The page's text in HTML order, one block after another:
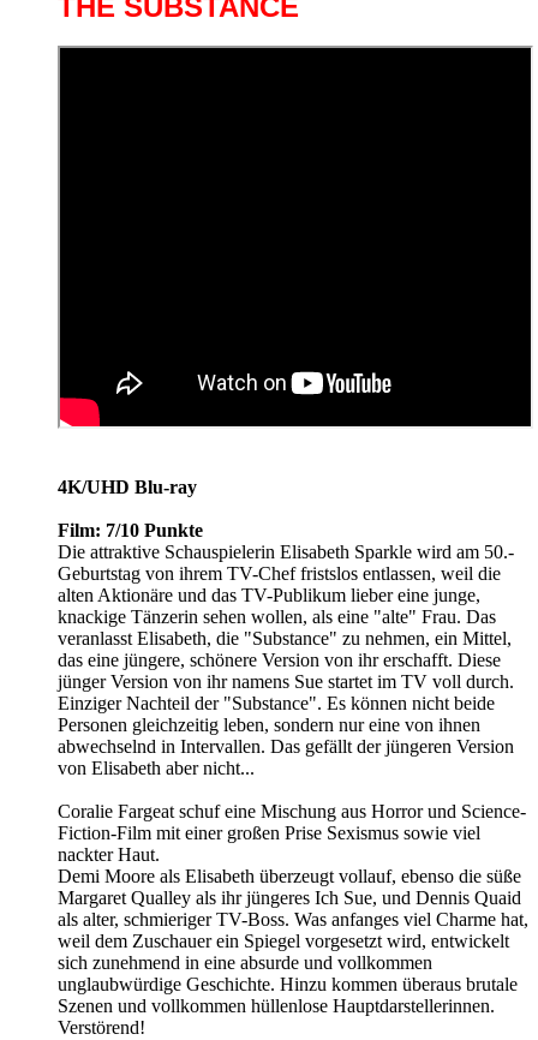
THE SUBSTANCE
4K/UHD Blu-ray
Film: 7/10 Punkte
Die attraktive Schauspielerin Elisabeth Sparkle wird am 50.-
Geburtstag von ihrem TV-Chef fristslos entlassen, weil die
alten Aktionäre und das TV-Publikum lieber eine junge,
knackige Tänzerin sehen wollen, als eine "alte" Frau. Das
veranlasst Elisabeth, die "Substance" zu nehmen, ein Mittel,
das eine jüngere, schönere Version von ihr erschafft. Diese
jünger Version von ihr namens Sue startet im TV voll durch.
Einziger Nachteil der "Substance". Es können nicht beide
Personen gleichzeitig leben, sondern nur eine von ihnen
abwechselnd in Intervallen. Das gefällt der jüngeren Version
von Elisabeth aber nicht...
Coralie Fargeat schuf eine Mischung aus Horror und Science-
Fiction-Film mit einer großen Prise Sexismus sowie viel
nackter Haut.
Demi Moore als Elisabeth überzeugt vollauf, ebenso die süße
Margaret Qualley als ihr jüngeres Ich Sue, und Dennis Quaid
als alter, schmieriger TV-Boss. Was anfanges viel Charme hat,
weil dem Zuschauer ein Spiegel vorgesetzt wird, entwickelt
sich zunehmend in eine absurde und vollkommen
unglaubwürdige Geschichte. Hinzu kommen überaus brutale
Szenen und vollkommen hüllenlose Hauptdarstellerinnen.
Verstörend!